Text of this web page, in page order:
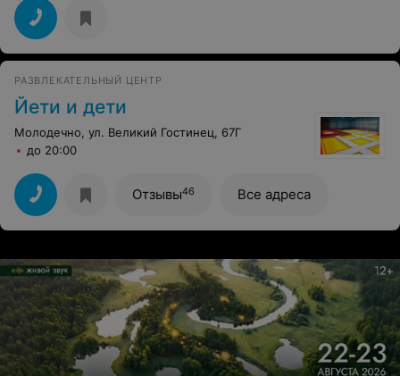
РАЗВЛЕКАТЕЛЬНЫЙ ЦЕНТР
Йети и дети
Молодечно, ул. Великий Гостинец, 67Г
до 20:00
Отзывы46 Все адреса